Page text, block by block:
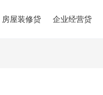
房屋装修贷 企业经营贷